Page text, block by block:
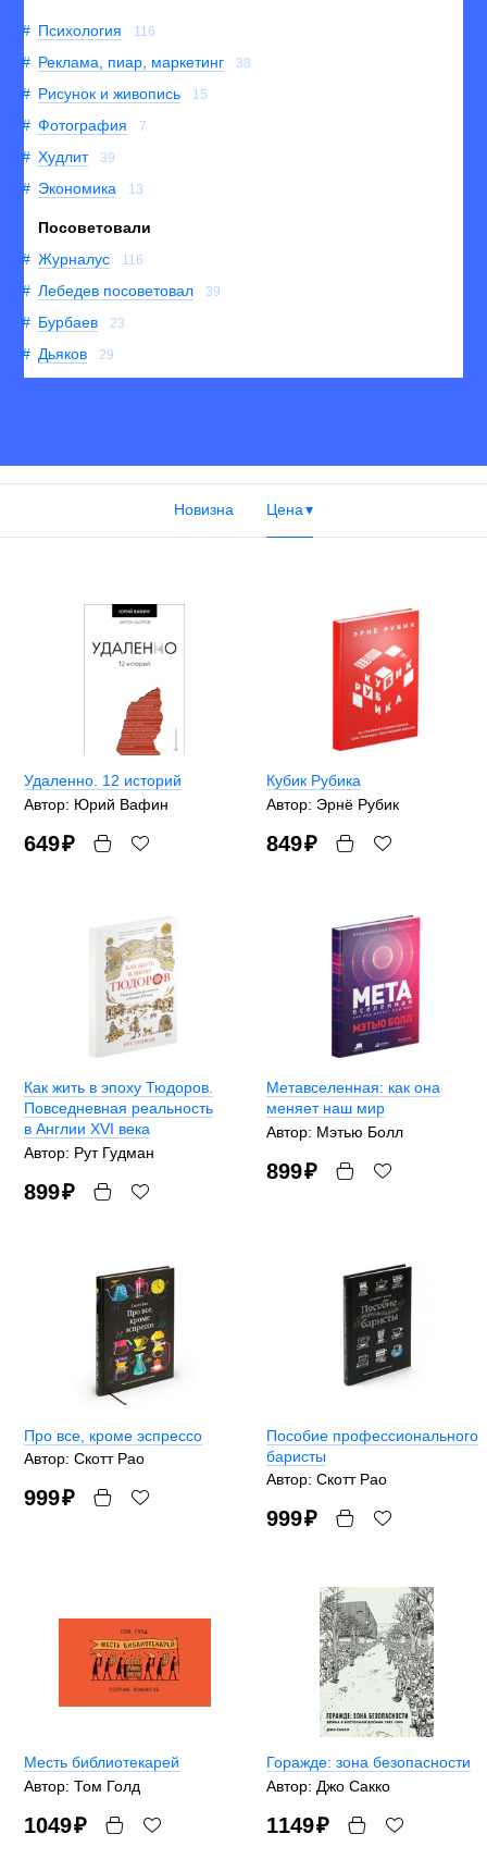
Психология 116
Реклама, пиар, маркетинг 38
Рисунок и живопись 15
Фотография 7
Худлит 39
Экономика 13
Посоветовали
Журналус
116
Лебедев посоветовал 39
Бурбаев 23
Дьяков 29
Новизна Цена
Удаленно. 12 историй
Автор: Юрий Вафин
649₽
Кубик Рубика
Автор: Эрнё Рубик
849₽
Как жить в эпоху Тюдоров.
Повседневная реальность
в Англии ХVI века
Автор: Рут Гудман
899₽
Метавселенная: как она
меняет наш мир
Автор: Мэтью Болл
899₽
Про все, кроме эспрессо
Автор: Скотт Рао
999₽
Пособие профессионального
баристы
Автор: Скотт Рао
999₽
Месть библиотекарей
Автор: Том Голд
1049₽
Горажде: зона безопасности
Автор: Джо Сакко
1149₽